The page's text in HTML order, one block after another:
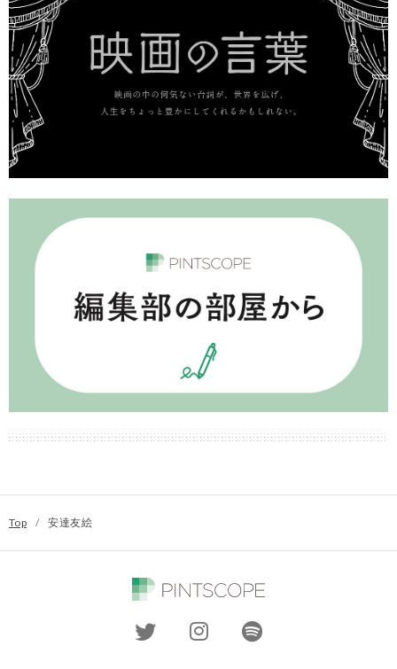
Top / 安達友絵